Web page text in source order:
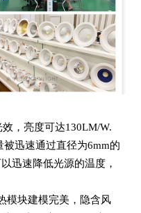
，亮度可达130LM/W.
迅速通过直径为6mm的
迅速降低光源的温度，
模块建模完美，隐含风